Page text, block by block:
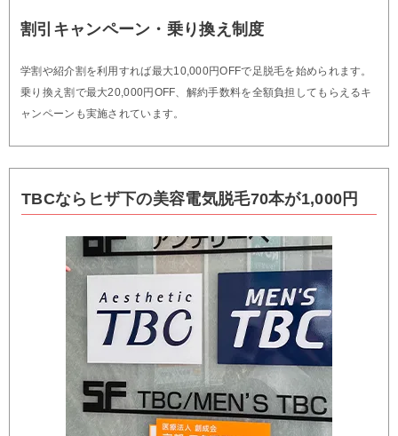
割引キャンペーン・乗り換え制度
学割や紹介割を利用すれば最大10,000円OFFで足脱毛を始められます。
乗り換え割で最大20,000円OFF、解約手数料を全額負担してもらえるキ
ャンペーンも実施されています。
TBCならヒザ下の美容電気脱毛70本が1,000円